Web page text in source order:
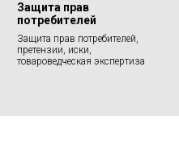
Защита прав
потребителей
Защита прав потребителей,
претензии, иски,
товароведческая экспертиза